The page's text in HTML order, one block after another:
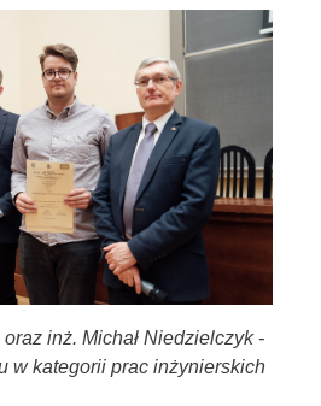
oraz inż. Michał Niedzielczyk -
w kategorii prac inżynierskich